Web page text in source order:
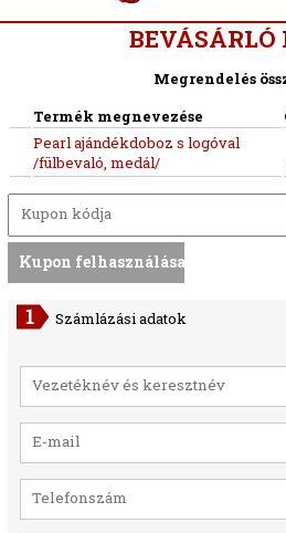
BEVÁSÁRLÓ
Megrendelés
Termék megnevezése
Pearl ajándékdoboz s logóval
/fülbevaló, medál/
Számlázási adatok